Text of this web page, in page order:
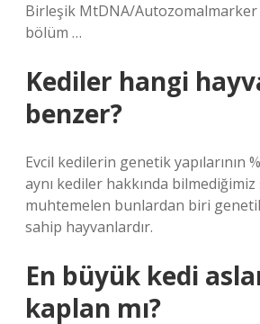
Birleşik MtDNA/Autozomalmarker
bölüm …
Kediler hangi
benzer?
Evcil kedilerin genetik yapılarının
aynı kediler hakkında
muhtemelen bunlardan biri
sahip hayvanlardır.
En büyük kedi
kaplan mı?